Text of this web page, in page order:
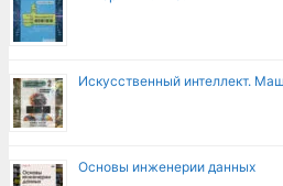
Искусственный интеллект.
Основы инженерии данных